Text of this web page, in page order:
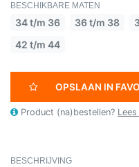
BESCHIKBARE MATEN
34 t/m 36 36 t/m 38
42 t/m 44
OPSLAAN IN
Product (na)bestellen?
BESCHRIJVING